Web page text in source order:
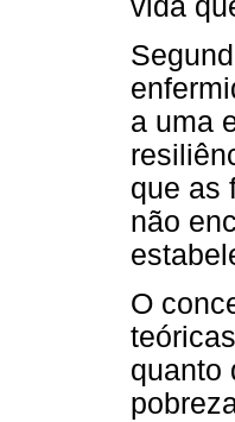
a uma
que as
não
O
quanto